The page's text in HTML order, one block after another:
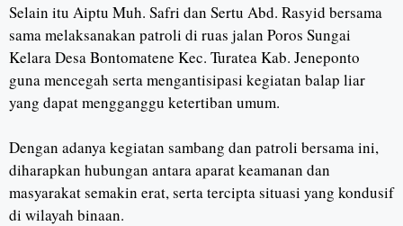
Selain itu Aiptu Muh. Safri dan Sertu Abd. Rasyid bersama
sama melaksanakan patroli di ruas jalan Poros Sungai
Kelara Desa Bontomatene Kec. Turatea Kab. Jeneponto
guna mencegah serta mengantisipasi kegiatan balap liar
yang dapat mengganggu ketertiban umum.
Dengan adanya kegiatan sambang dan patroli bersama ini,
diharapkan hubungan antara aparat keamanan dan
masyarakat semakin erat, serta tercipta situasi yang kondusif
di wilayah binaan.